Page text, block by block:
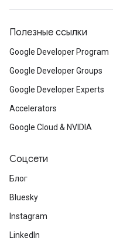
Полезные ссылки
Google Developer Program
Google Developer Groups
Google Developer Experts
Accelerators
Google Cloud & NVIDIA
Соцсети
Блог
Bluesky
Instagram
LinkedIn